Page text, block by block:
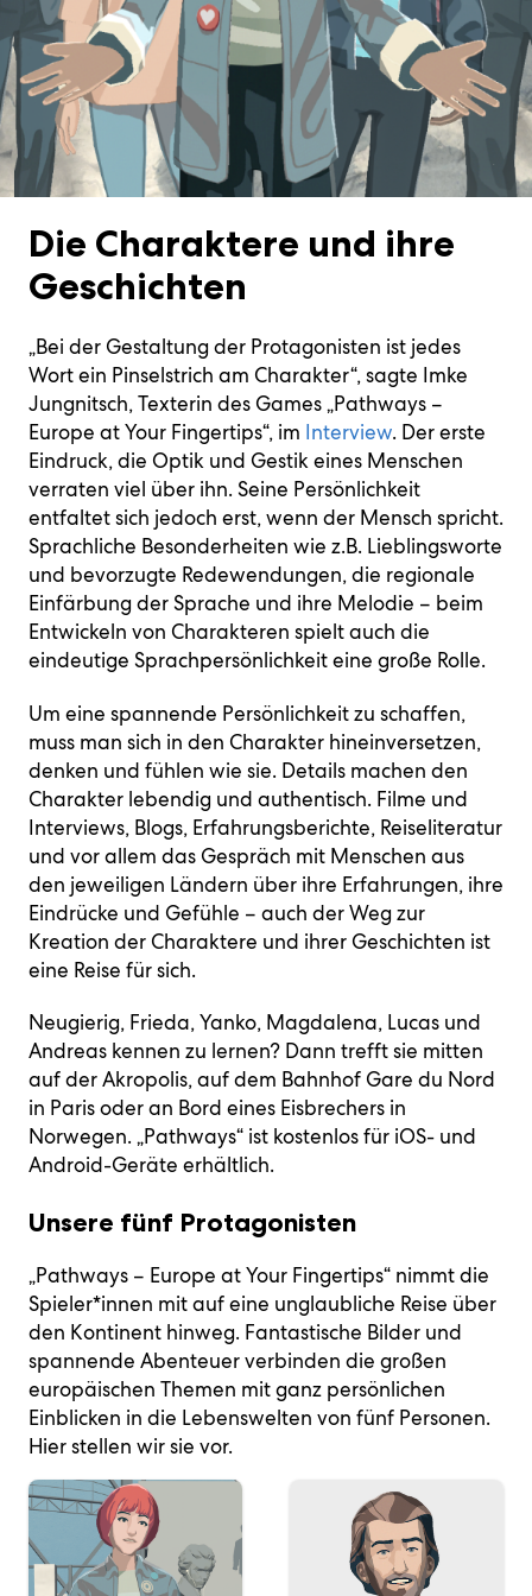
Infos
zum
Event
Wirtschaft
shape
the
digital
industry
next
November
30th.
November
2026
im
Design
Zentrum
Hamburg.
November
2026
im
ZIRKA,
München.
Rahmen
des
WDC-
Campus
ins
Leben
gerufen.
09.
Juli,
Kunst
Stuttgart:
Bühne
frei
für
die
kreativen
Talente
von
morgen.
artists
on
the
scene
right
now:
MEEK,
2woEazy,
Senes
and
Young
Professionals
der
Kreativbranche
3.
Dezember
2025,
Design
Zentrum
Hamburg
zukunftsweisende
Markenführung.
20.
Oktober
Staatsgalerie
Stuttgart
Über uns
kreativer
Kommunikation
Ehrenmitglied
und
ADC
Lebenswerk
Mitglied
zu
sein
deutschsprachigen,
kreativen
Kommunikationsbranc
Netzwerk
Die Charaktere und ihre
Geschichten
„Bei der Gestaltung der Protagonisten ist jedes
Wort ein Pinselstrich am Charakter“, sagte Imke
Jungnitsch, Texterin des Games „Pathways –
Europe at Your Fingertips“, im Interview. Der erste
Eindruck, die Optik und Gestik eines Menschen
verraten viel über ihn. Seine Persönlichkeit
entfaltet sich jedoch erst, wenn der Mensch spricht.
Sprachliche Besonderheiten wie z.B. Lieblingsworte
und bevorzugte Redewendungen, die regionale
Einfärbung der Sprache und ihre Melodie – beim
Entwickeln von Charakteren spielt auch die
eindeutige Sprachpersönlichkeit eine große Rolle.
Um eine spannende Persönlichkeit zu schaffen,
muss man sich in den Charakter hineinversetzen,
denken und fühlen wie sie. Details machen den
Charakter lebendig und authentisch. Filme und
Interviews, Blogs, Erfahrungsberichte, Reiseliteratur
und vor allem das Gespräch mit Menschen aus
den jeweiligen Ländern über ihre Erfahrungen, ihre
Eindrücke und Gefühle – auch der Weg zur
Kreation der Charaktere und ihrer Geschichten ist
eine Reise für sich.
Neugierig, Frieda, Yanko, Magdalena, Lucas und
Andreas kennen zu lernen? Dann trefft sie mitten
auf der Akropolis, auf dem Bahnhof Gare du Nord
in Paris oder an Bord eines Eisbrechers in
Norwegen. „Pathways“ ist kostenlos für iOS- und
Android-Geräte erhältlich.
Unsere fünf Protagonisten
„Pathways – Europe at Your Fingertips“ nimmt die
Spieler*innen mit auf eine unglaubliche Reise über
den Kontinent hinweg. Fantastische Bilder und
spannende Abenteuer verbinden die großen
europäischen Themen mit ganz persönlichen
Einblicken in die Lebenswelten von fünf Personen.
Hier stellen wir sie vor.